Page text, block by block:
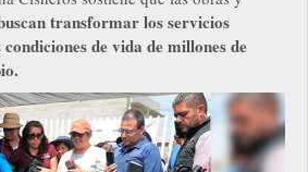
transformar los servicios
de vida de millones de